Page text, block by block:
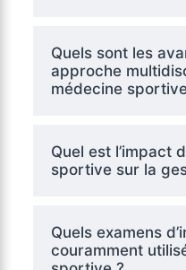
Quels sont les
approche
médecine
Quel est l’impact
sportive sur la
Quels examens
couramment